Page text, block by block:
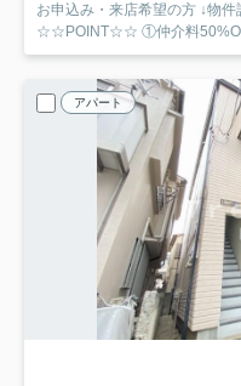
お申込み・来店希望の方 ↓物
☆☆POINT☆☆ ①仲介料
アパート